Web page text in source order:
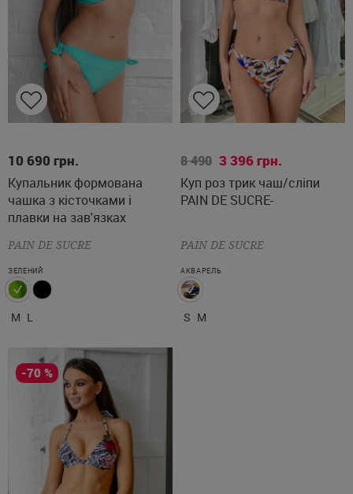
10 690 грн.
Купальник формована
чашка з кісточками і
плавки на зав'язках
PAIN DE SUCRE
ЗЕЛЕНИЙ
M L
8 490 3 396грн.
Куп роз трик чаш/сліпи
PAIN DE SUCRE-
PAIN DE SUCRE
АКВАРЕЛЬ
S M
-70 %